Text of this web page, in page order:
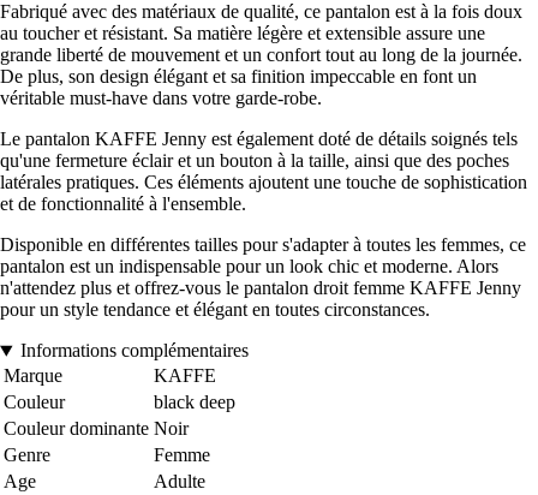
Fabriqué avec des matériaux de qualité, ce pantalon est à la fois doux
au toucher et résistant. Sa matière légère et extensible assure une
grande liberté de mouvement et un confort tout au long de la journée.
De plus, son design élégant et sa finition impeccable en font un
véritable must-have dans votre garde-robe.
Le pantalon KAFFE Jenny est également doté de détails soignés tels
qu'une fermeture éclair et un bouton à la taille, ainsi que des poches
latérales pratiques. Ces éléments ajoutent une touche de sophistication
et de fonctionnalité à l'ensemble.
Disponible en différentes tailles pour s'adapter à toutes les femmes, ce
pantalon est un indispensable pour un look chic et moderne. Alors
n'attendez plus et offrez-vous le pantalon droit femme KAFFE Jenny
pour un style tendance et élégant en toutes circonstances.
Informations complémentaires
Marque
KAFFE
Couleur
black deep
Couleur dominante Noir
Genre
Femme
Age
Adulte